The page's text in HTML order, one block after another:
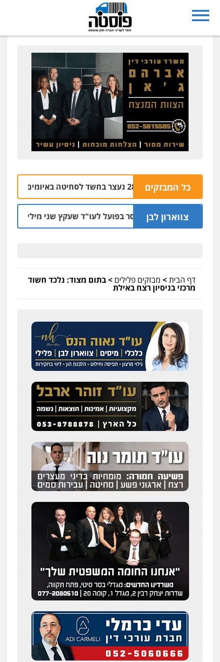
כל המבזקים
נצרת: בן 28 נעצר בחשד לסחיטה באיומים מטלפון שאינו שלו
צווארון לבן
מאסר בפועל לעו"ד שעקץ שני מיליון שקל על דירה
דף הבית> מבזקים פלילים >בתום מצוד: נלכד חשוד
מרכזי בניסיון רצח באילת